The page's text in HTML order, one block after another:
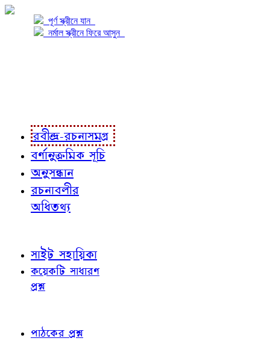
পূর্ণ স্ক্রীনে যান
নর্মাল স্ক্রীনে ফিরে আসুন
রবীন্দ্র-রচনাসমগ্র
বর্ণানুক্রমিক সূচি
অনুসন্ধান
রচনাবলীর
অধিতথ্য
সাইট সহায়িকা
কয়েকটি সাধারণ
প্রশ্ন
পাঠকের প্রশ্ন